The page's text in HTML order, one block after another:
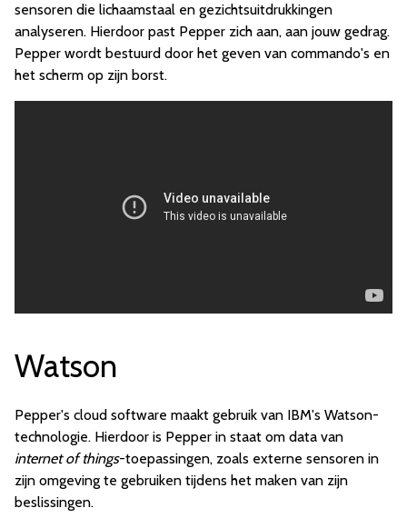
sensoren die lichaamstaal en gezichtsuitdrukkingen
analyseren. Hierdoor past Pepper zich aan, aan jouw gedrag.
Pepper wordt bestuurd door het geven van commando's en
het scherm op zijn borst.
Watson
Pepper's cloud software maakt gebruik van IBM's Watson-
technologie. Hierdoor is Pepper in staat om data van
internet of things-toepassingen, zoals externe sensoren in
zijn omgeving te gebruiken tijdens het maken van zijn
beslissingen.